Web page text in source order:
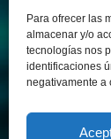
Para ofrecer las
almacenar y/o
tecnologías nos
identificaciones
negativamente a
Nuestra